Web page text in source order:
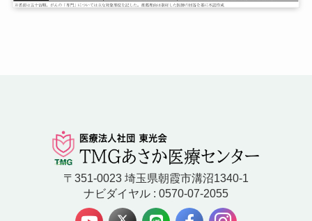
〒351-0023 埼玉県朝霞市溝沼1340-1
ナビダイヤル : 0570-07-2055